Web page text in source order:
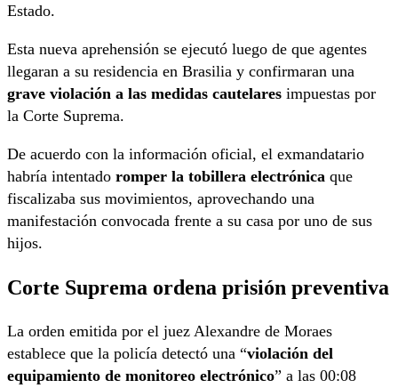
Estado.
Esta nueva aprehensión se ejecutó luego de que agentes
llegaran a su residencia en Brasilia y confirmaran una
grave violación a las medidas cautelares impuestas por
la Corte Suprema.
De acuerdo con la información oficial, el exmandatario
habría intentado romper la tobillera electrónica que
fiscalizaba sus movimientos, aprovechando una
manifestación convocada frente a su casa por uno de sus
hijos.
Corte Suprema ordena prisión preventiva
La orden emitida por el juez Alexandre de Moraes
establece que la policía detectó una “violación del
equipamiento de monitoreo electrónico” a las 00:08